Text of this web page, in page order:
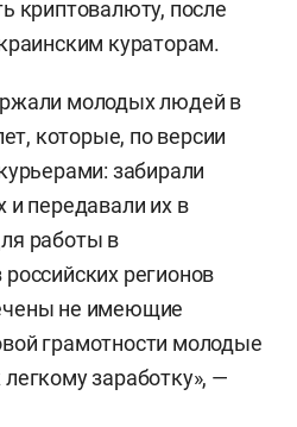
криптовалюту, после
кураторам.
молодых людей в
которые, по версии
забирали
и передавали их в
работы в
регионов
не имеющие
грамотности молодые
заработку», —